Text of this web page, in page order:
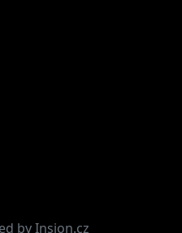
by Insion.cz